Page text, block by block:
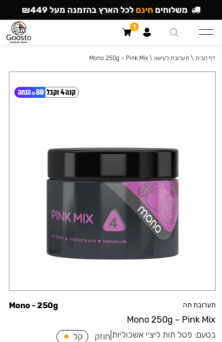
תערובת תה
Mono 250g – Pink Mix
Mono - 250g
בטעם: פטל תות ליצ׳י אשכוליות חוזק קל
דף הבית \ תערובת לעישון \
Mono 250g – Pink Mix
משלוחים חינם לכל הארץ בהזמנה מעל ₪449
1